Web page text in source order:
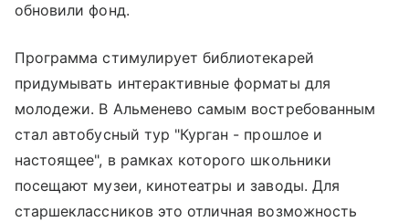
обновили фонд.
Программа стимулирует библиотекарей
придумывать интерактивные форматы для
молодежи. В Альменево самым востребованным
стал автобусный тур "Курган - прошлое и
настоящее", в рамках которого школьники
посещают музеи, кинотеатры и заводы. Для
старшеклассников это отличная возможность